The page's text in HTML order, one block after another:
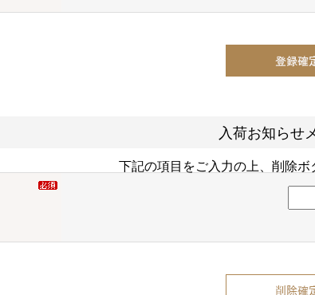
入荷お知らせ
下記の項目をご入力の上、削除